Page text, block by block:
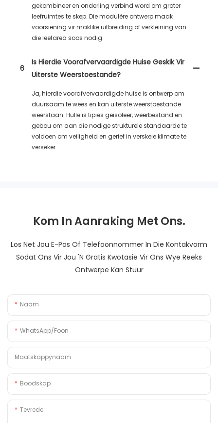
gekombineer en onderling verbind word om groter
leefruimtes te skep. Die modulêre ontwerp maak
voorsiening vir maklike uitbreiding of verkleining van
die leefarea soos nodig.
6
Is Hierdie Voorafvervaardigde Huise Geskik Vir
Uiterste Weerstoestande?
Ja, hierdie voorafvervaardigde huise is ontwerp om
duursaam te wees en kan uiterste weerstoestande
weerstaan. Hulle is tipies geïsoleer, weerbestand en
gebou om aan die nodige strukturele standaarde te
voldoen om veiligheid en gerief in verskeie klimate te
verseker.
Kom In Aanraking Met Ons.
Los Net Jou E-Pos Of Telefoonnommer In Die Kontakvorm
Sodat Ons Vir Jou 'n Gratis Kwotasie Vir Ons Wye Reeks
Ontwerpe Kan Stuur
Naam
WhatsApp/foon
Maatskappynaam
Boodskap
Tevrede